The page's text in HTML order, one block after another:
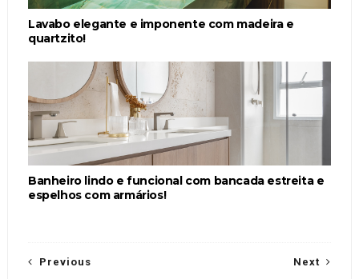
Lavabo elegante e imponente com madeira e
quartzito!
Banheiro lindo e funcional com bancada estreita e
espelhos com armários!
Next
Previous